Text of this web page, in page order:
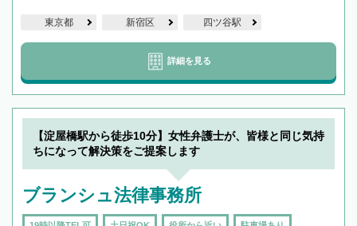
東京都 新宿区 四ツ谷駅
詳細を見る
【淀屋橋駅から徒歩10分】女性弁護士が、皆様と同じ気持
ちになって解決策をご提案します
ブランシュ法律事務所